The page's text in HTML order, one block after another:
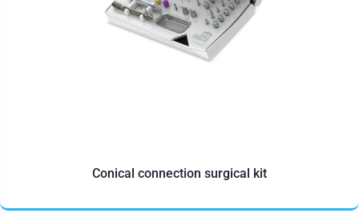
Conical connection surgical kit